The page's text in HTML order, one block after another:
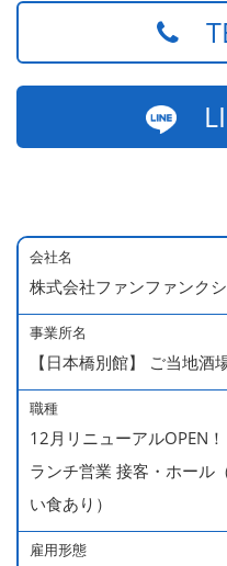
会社名
株式会社ファンファンク
事業所名
【日本橋別館】 ご当地酒
職種
12月リニューアルOPEN
ランチ営業 接客・ホール
い食あり）
雇用形態